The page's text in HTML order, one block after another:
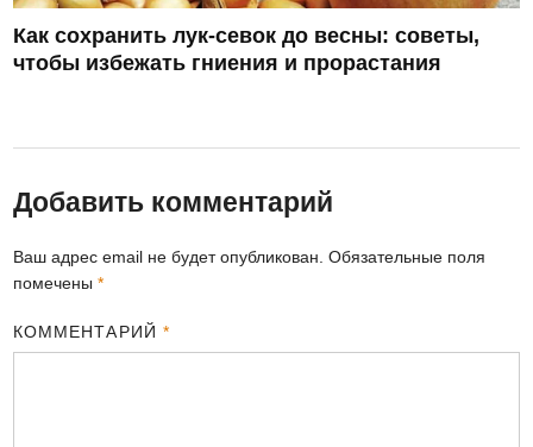
Как сохранить лук-севок до весны: советы,
чтобы избежать гниения и прорастания
Добавить комментарий
Ваш адрес email не будет опубликован. Обязательные поля
помечены*
КОММЕНТАРИЙ *